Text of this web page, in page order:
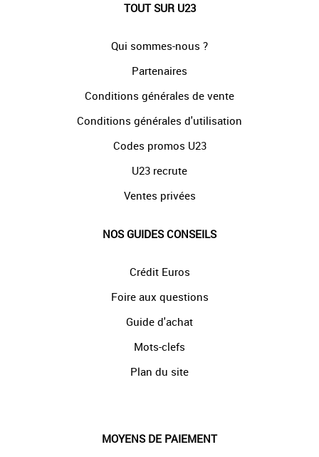
TOUT SUR U23
Qui sommes-nous ?
Partenaires
Conditions générales de vente
Conditions générales d'utilisation
Codes promos U23
U23 recrute
Ventes privées
NOS GUIDES CONSEILS
Crédit Euros
Foire aux questions
Guide d'achat
Mots-clefs
Plan du site
MOYENS DE PAIEMENT